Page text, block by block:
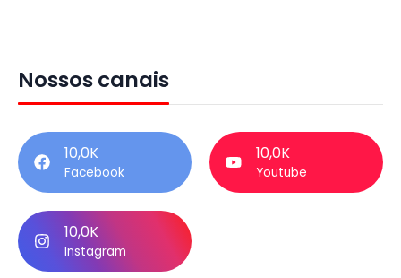
Nossos canais
10,0K
Facebook
10,0K
Youtube
10,0K
Instagram